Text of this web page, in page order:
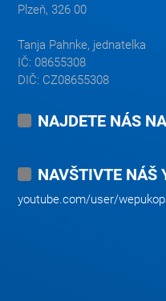
Plzeň, 326 00
Tanja Pahnke, jednatelka
IČ: 08655308
DIČ: CZ08655308
NAJDETE NÁS
NAVŠTIVTE NÁŠ
youtube.com/user/